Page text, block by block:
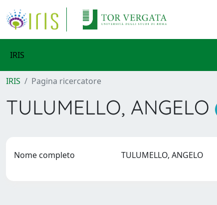
IRIS
IRIS Pagina ricercatore
TULUMELLO, ANGELO
Nome completo TULUMELLO, ANGELO